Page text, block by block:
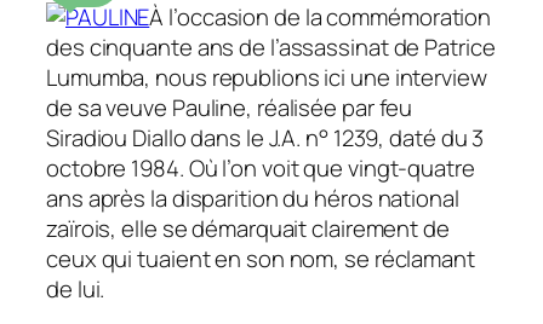
À l’occasion de la commémoration
des cinquante ans de l’assassinat de Patrice
Lumumba, nous republions ici une interview
de sa veuve Pauline, réalisée par feu
Siradiou Diallo dans le J.A. n° 1239, daté du 3
octobre 1984.Où l’on voit que vingt-quatre
ans après la disparition du héros national
zaïrois, elle se démarquait clairement de
ceux qui tuaient en son nom, se réclamant
de lui.